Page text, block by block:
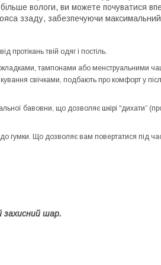
більше вологи, ви можете почуватися
ззаду, забезпечуючи
протікань твій одяг і постіль.
тампонами або менструальними
свічками, подбають про комфорт у
бавовни, що дозволяє шкірі “дихати”
гумки. Що дозволяє вам повертатися під
захисний шар.